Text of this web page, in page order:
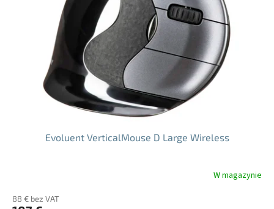
Evoluent VerticalMouse D Large Wireless
produktu
W magazynie
88 € bez VAT